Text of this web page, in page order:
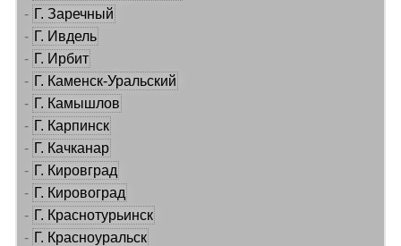
- Г. Заречный
- Г. Ивдель
- Г. Ирбит
- Г. Каменск-Уральский
- Г. Камышлов
- Г. Карпинск
- Г. Качканар
- Г. Кировград
- Г. Кировоград
- Г. Краснотурьинск
- Г. Красноуральск